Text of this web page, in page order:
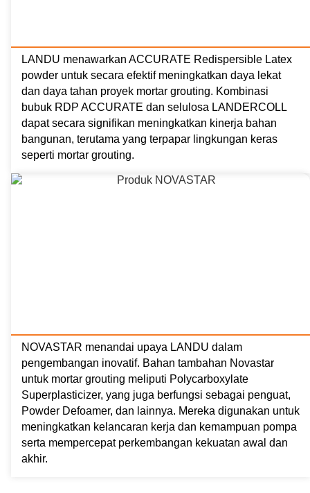
LANDU menawarkan ACCURATE Redispersible Latex
powder untuk secara efektif meningkatkan daya lekat
dan daya tahan proyek mortar grouting. Kombinasi
bubuk RDP ACCURATE dan selulosa LANDERCOLL
dapat secara signifikan meningkatkan kinerja bahan
bangunan, terutama yang terpapar lingkungan keras
seperti mortar grouting.
NOVASTAR menandai upaya LANDU dalam
pengembangan inovatif. Bahan tambahan Novastar
untuk mortar grouting meliputi Polycarboxylate
Superplasticizer, yang juga berfungsi sebagai penguat,
Powder Defoamer, dan lainnya. Mereka digunakan untuk
meningkatkan kelancaran kerja dan kemampuan pompa
serta mempercepat perkembangan kekuatan awal dan
akhir.